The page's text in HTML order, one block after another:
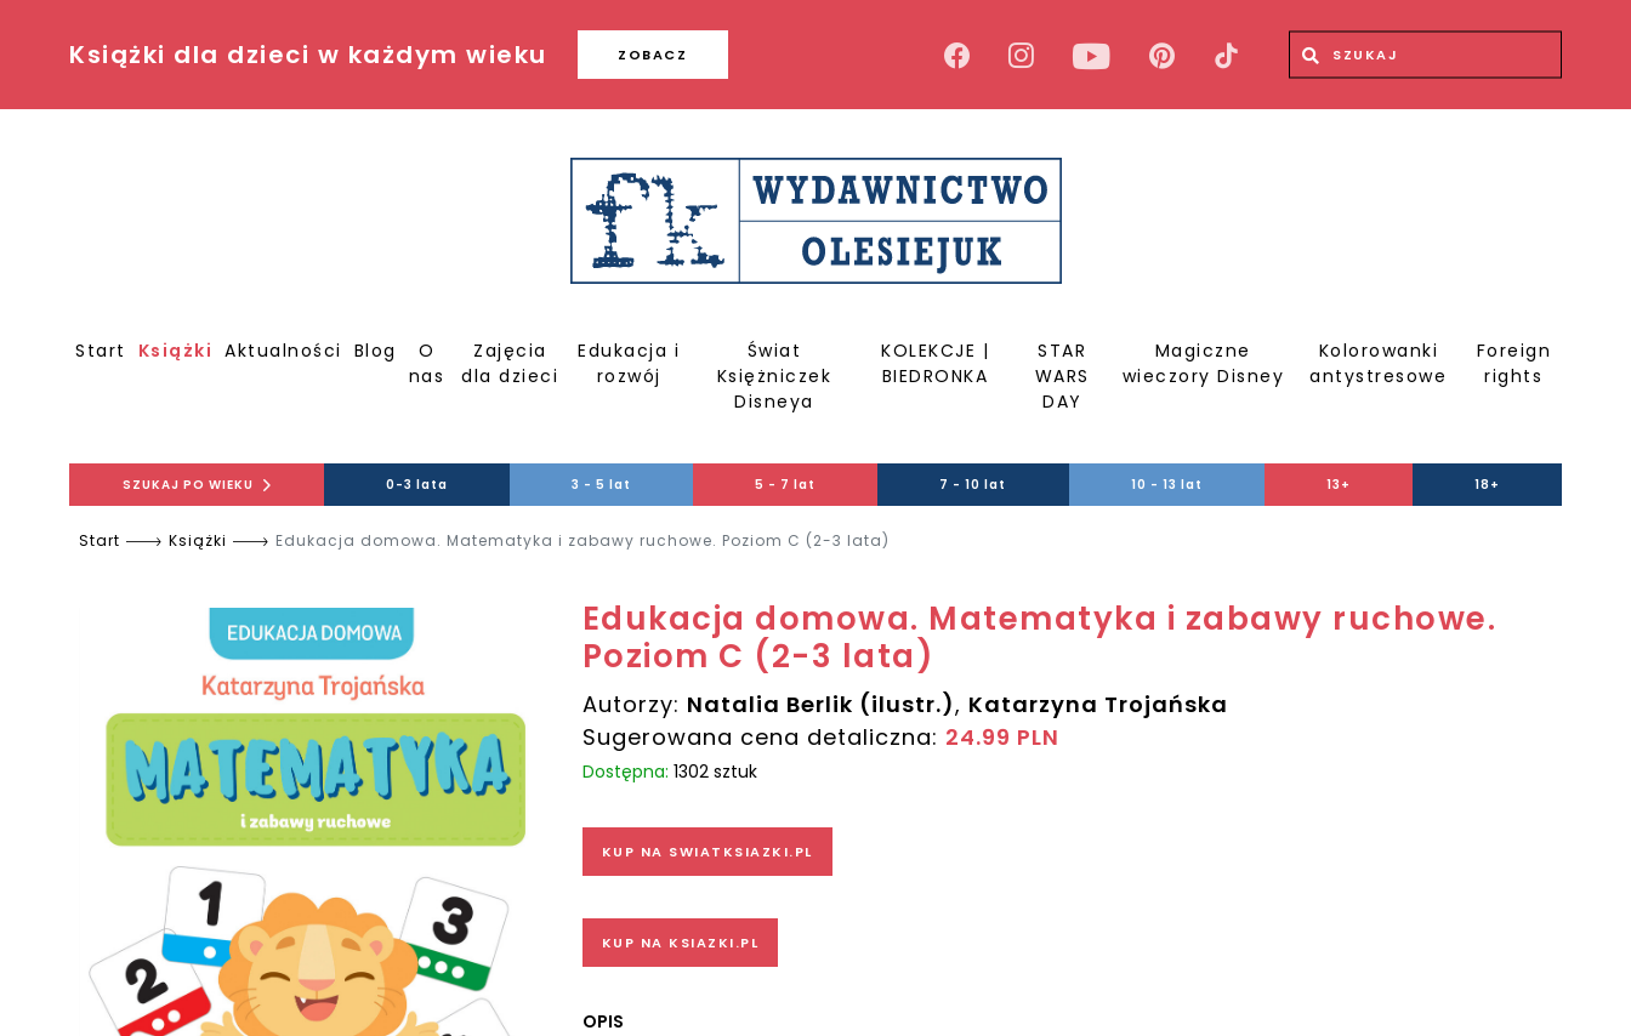
Książki dla dzieci w każdym wieku ZOBACZ Wyszukiwana fraza
Start Książki Aktualności Blog
O
nas
Zajęcia
dla dzieci
Edukacja i
rozwój
Świat
Księżniczek
Disneya
KOLEKCJE |
BIEDRONKA
STAR
WARS
DAY
Magiczne
wieczory Disney
Kolorowanki
antystresowe
Foreign
rights
SZUKAJ PO WIEKU 0-3 lata 3 - 5 lat 5 - 7 lat 7 - 10 lat 10 - 13 lat 13+ 18+
Start Książki Edukacja domowa. Matematyka i zabawy ruchowe. Poziom C (2-3 lata)
Edukacja domowa. Matematyka i zabawy ruchowe.
Poziom C (2-3 lata)
Autorzy: Natalia Berlik (ilustr.), Katarzyna Trojańska
Sugerowana cena detaliczna: 24.99 PLN
Dostępna: 1302 sztuk
KUP NA SWIATKSIAZKI.PL
KUP NA KSIAZKI.PL
OPIS